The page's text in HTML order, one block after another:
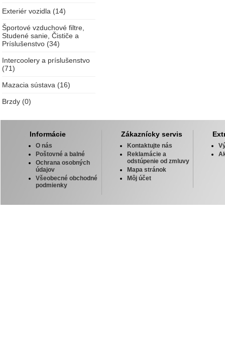
Exteriér vozidla (14)
Športové vzduchové filtre,
Studené sanie, Čističe a
Príslušenstvo (34)
Intercoolery a príslušenstvo
(71)
Mazacia sústava (16)
Brzdy (0)
Informácie
O nás
Poštovné a balné
Ochrana osobných
údajov
Všeobecné obchodné
podmienky
Zákaznícky servis
Kontaktujte nás
Reklamácie a
odstúpenie od zmluvy
Mapa stránok
Môj účet